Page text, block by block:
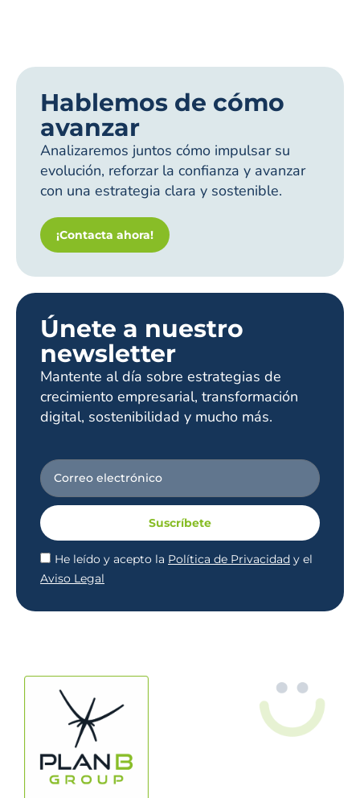
Hablemos de cómo
avanzar
Analizaremos juntos cómo impulsar su
evolución, reforzar la confianza y avanzar
con una estrategia clara y sostenible.
¡Contacta ahora!
Únete a nuestro
newsletter
Mantente al día sobre estrategias de
crecimiento empresarial, transformación
digital, sostenibilidad y mucho más.
He leído y acepto la Política de Privacidad y el
Aviso Legal
Suscríbete